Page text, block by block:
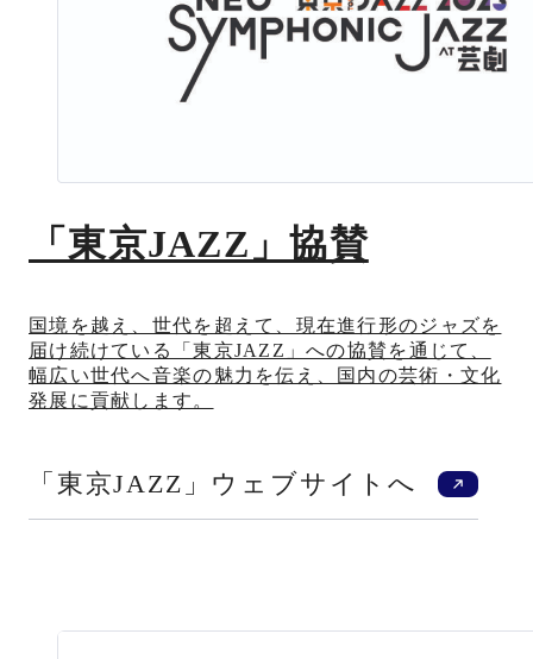
「東京JAZZ」協賛
国境を越え、世代を超えて、現在進行形のジャズを
届け続けている「東京JAZZ」への協賛を通じて、
幅広い世代へ音楽の魅力を伝え、国内の芸術・文化
発展に貢献します。
「東京JAZZ」ウェブサイトへ 新規